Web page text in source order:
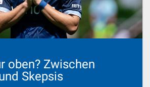
oben? Zwischen
Skepsis